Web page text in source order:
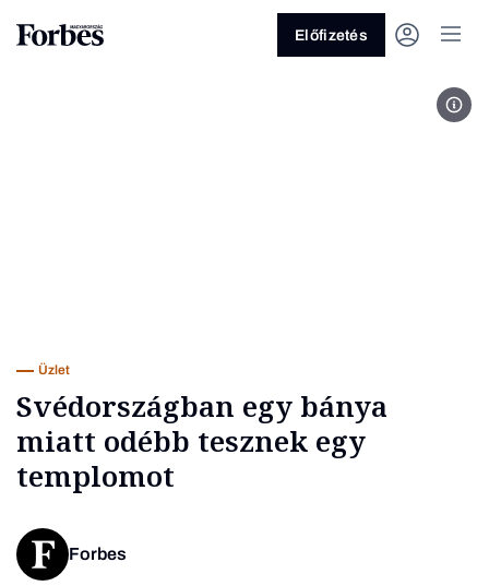
Előfizetés
Üzlet
Svédországban egy bánya
miatt odébb tesznek egy
templomot
Forbes